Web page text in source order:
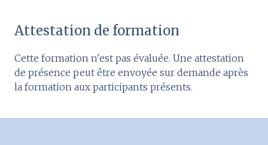
Attestation de formation
Cette formation n'est pas évaluée. Une attestation
de présence peut être envoyée sur demande après
la formation aux participants présents.